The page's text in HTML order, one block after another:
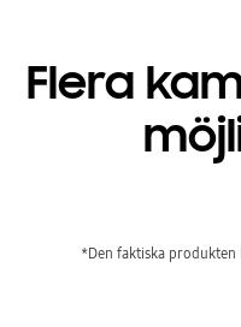
Flera
*Den faktiska produkten